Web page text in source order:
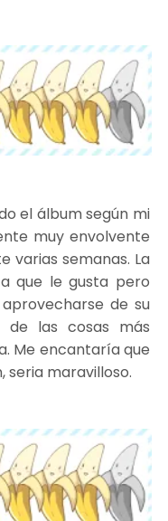
el álbum según mi
muy envolvente
varias semanas. La
que le gusta pero
de su
las cosas más
Me encantaría que
seria maravilloso.